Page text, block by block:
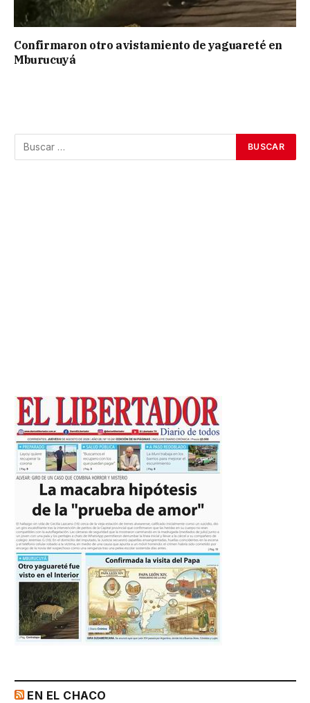
Confirmaron otro avistamiento de yaguareté en
Mburucuyá
EN EL CHACO